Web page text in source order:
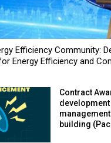
Efficiency Community:
Energy Efficiency and
Contract
building